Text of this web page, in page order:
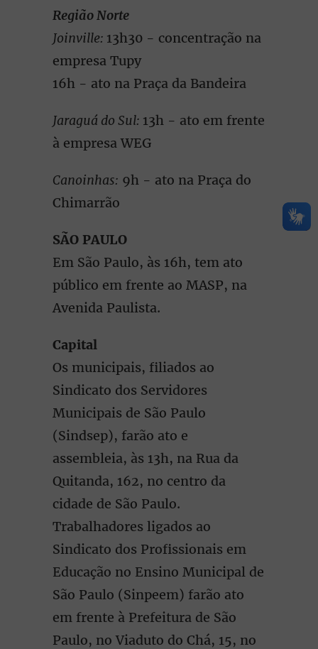
Região Norte
Joinville: 13h30 - concentração na
empresa Tupy
16h - ato na Praça da Bandeira
Jaraguá do Sul: 13h - ato em frente
à empresa WEG
Canoinhas: 9h - ato na Praça do
Chimarrão
SÃO PAULO
Em São Paulo, às 16h, tem ato
público em frente ao MASP, na
Avenida Paulista.
Capital
Os municipais, filiados ao
Sindicato dos Servidores
Municipais de São Paulo
(Sindsep), farão ato e
assembleia, às 13h, na Rua da
Quitanda, 162, no centro da
cidade de São Paulo.
Trabalhadores ligados ao
Sindicato dos Profissionais em
Educação no Ensino Municipal de
São Paulo (Sinpeem) farão ato
em frente à Prefeitura de São
Paulo, no Viaduto do Chá, 15, no